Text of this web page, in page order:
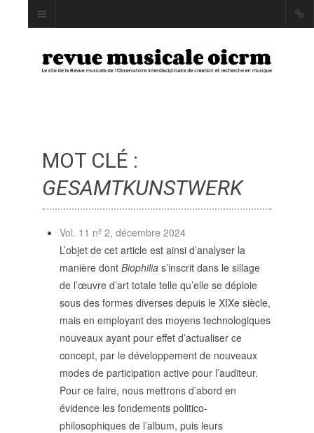
INDEX
AUTEUR·RICE·S
MOTS CLÉS
LA REVUE
PRÉSENTATION ET
POLITIQUE ÉDITORIALE
LA RÉDACTION
COMITÉ DE LECTURE
PROTOCOLE DE
SOUMISSION
PROCHAINS NUMÉROS
INDEXATION
MOT CLÉ :
GESAMTKUNSTWERK
Vol. 11 nº 2, décembre 2024
L’objet de cet article est ainsi d’analyser la
manière dont Biophilia s’inscrit dans le sillage
de l’œuvre d’art totale telle qu’elle se déploie
sous des formes diverses depuis le XIXe siècle,
mais en employant des moyens technologiques
nouveaux ayant pour effet d’actualiser ce
concept, par le développement de nouveaux
modes de participation active pour l’auditeur.
Pour ce faire, nous mettrons d’abord en
évidence les fondements politico-
philosophiques de l’album, puis leurs